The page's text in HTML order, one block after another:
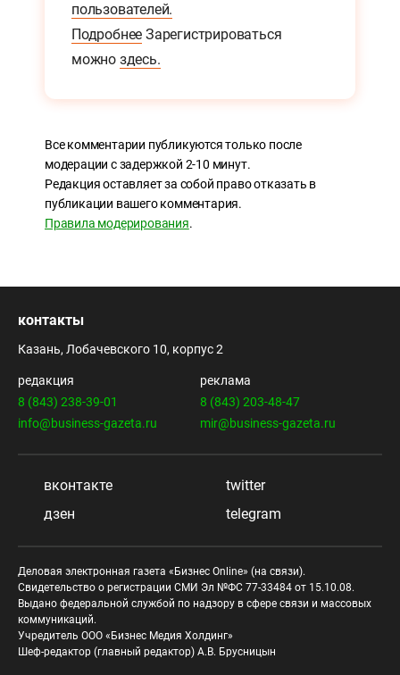
пользователей.
Подробнее Зарегистрироваться
можно здесь.
Все комментарии публикуются только после
модерации с задержкой 2-10 минут.
Редакция оставляет за собой право отказать в
публикации вашего комментария.
Правила модерирования.
контакты
Казань, Лобачевского 10, корпус 2
редакция
8 (843) 238-39-01
info@business-gazeta.ru
реклама
8 (843) 203-48-47
mir@business-gazeta.ru
вконтакте
twitter
дзен
telegram
Деловая электронная газета «Бизнес Online» (на связи).
Свидетельство о регистрации СМИ Эл №ФС 77-33484 от 15.10.08.
Выдано федеральной службой по надзору в сфере связи и массовых
коммуникаций.
Учредитель ООО «Бизнес Медия Холдинг»
Шеф-редактор (главный редактор) А.В. Брусницын